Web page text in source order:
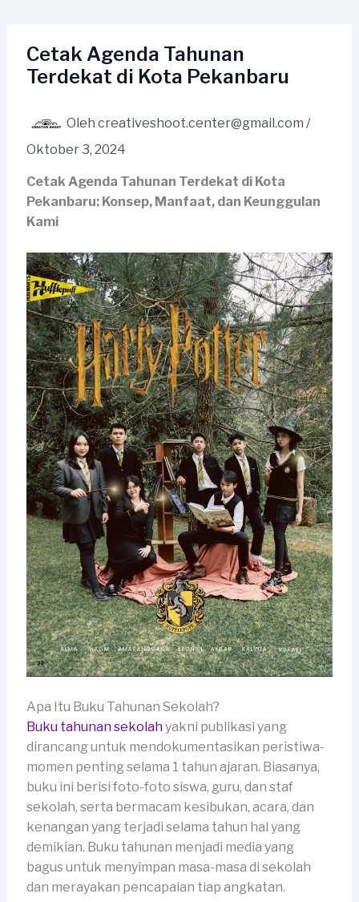
kontenCetak Agenda Tahunan
Terdekat di Kota Pekanbaru
Oleh creativeshoot.center@gmail.com /
Oktober 3, 2024
Cetak Agenda Tahunan Terdekat di Kota
Pekanbaru: Konsep, Manfaat, dan Keunggulan
Kami
Apa Itu Buku Tahunan Sekolah?
Buku tahunan sekolahyakni publikasi yang
dirancang untuk mendokumentasikan peristiwa-
momen penting selama 1 tahun ajaran. Biasanya,
buku ini berisi foto-foto siswa, guru, dan staf
sekolah, serta bermacam kesibukan, acara, dan
kenangan yang terjadi selama tahun hal yang
demikian. Buku tahunan menjadi media yang
bagus untuk menyimpan masa-masa di sekolah
dan merayakan pencapaian tiap angkatan.